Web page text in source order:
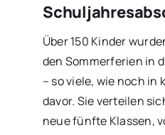
Über 150 Kinder
den Sommerferien in
– so viele, wie noch in
davor. Sie verteilen
neue fünfte Klassen,